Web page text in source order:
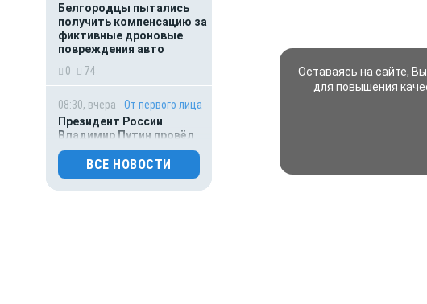
Белгородцы пытались
получить компенсацию за
фиктивные дроновые
повреждения авто
0
74
08:30, вчера
От первого лица
Президент России
Владимир Путин провёл
рабочую встречу с врио
губернатора Белгородской
области Александром
Шуваевым
ВСЕ НОВОСТИ
Оставаясь на сайте,
для повышения